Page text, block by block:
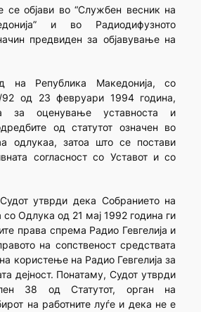
се објави во “Службен весник на
и во Радиодифузното
предвиден за објавување на
на Република Македонија, со
92 од 23 февруари 1994 година,
за оценување уставноста и
од статутот означен во
одлукаа, затоа што се постави
согласност со Уставот и со
утврди дека Собранието на
со Одлука од 21 мај 1992 година ги
права спрема Радио Гевгелија и
на сопственост средствата
користење на Радио Гевгелија за
дејност. Понатаму, Судот утврди
38 од Статутот, орган на
на работните луѓе и дека не е